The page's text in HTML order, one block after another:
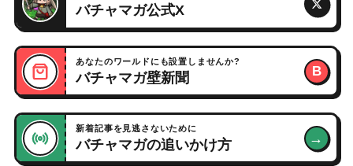
バチャマガ公式X
あなたのワールドにも設置しませんか?
バチャマガ壁新聞 B
新着記事を見逃さないために
バチャマガの追いかけ方 →